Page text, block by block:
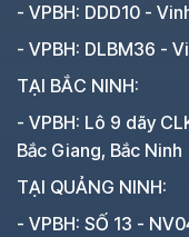
- VPBH: DDD10 -
- VPBH: DLBM36 -
TẠI BẮC NINH:
- VPBH: Lô 9 dãy
Bắc Giang, Bắc Ninh
TẠI QUẢNG NINH:
- VPBH: SỐ 13 -